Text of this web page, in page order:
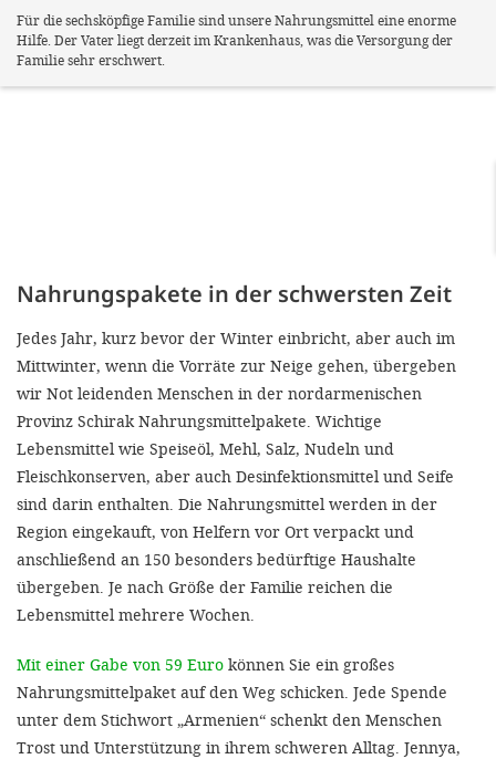
Für die sechsköpfige Familie sind unsere Nahrungsmittel eine enorme
Hilfe. Der Vater liegt derzeit im Krankenhaus, was die Versorgung der
Familie sehr erschwert.
Nahrungspakete in der schwersten Zeit
Jedes Jahr, kurz bevor der Winter einbricht, aber auch im
Mittwinter, wenn die Vorräte zur Neige gehen, übergeben
wir Not leidenden Menschen in der nordarmenischen
Provinz Schirak Nahrungsmittelpakete. Wichtige
Lebensmittel wie Speiseöl, Mehl, Salz, Nudeln und
Fleischkonserven, aber auch Desinfektionsmittel und Seife
sind darin enthalten. Die Nahrungsmittel werden in der
Region eingekauft, von Helfern vor Ort verpackt und
anschließend an 150 besonders bedürftige Haushalte
übergeben. Je nach Größe der Familie reichen die
Lebensmittel mehrere Wochen.
Mit einer Gabe von 59 Euro können Sie ein großes
Nahrungsmittelpaket auf den Weg schicken. Jede Spende
unter dem Stichwort „Armenien“ schenkt den Menschen
Trost und Unterstützung in ihrem schweren Alltag. Jennya,